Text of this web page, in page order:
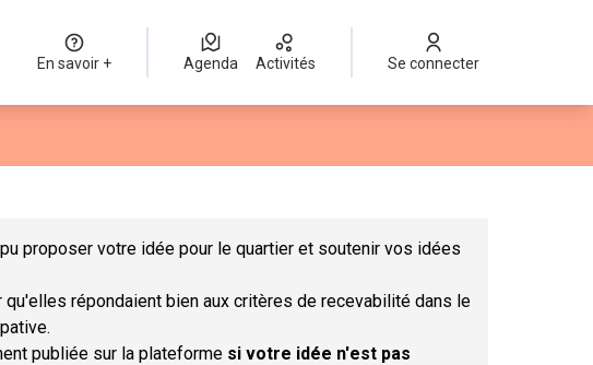
En savoir + Agenda Activités Se connecter
proposer votre idée pour le quartier et soutenir vos idées
répondaient bien aux critères de recevabilité dans le
publiée sur la plateforme si votre idée n'est pas